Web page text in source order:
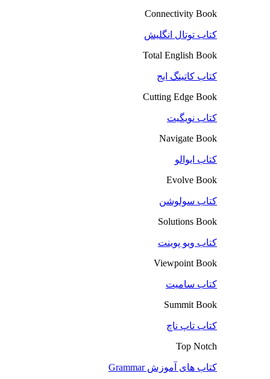
Connectivity Book
کتاب توتال انگلیش
Total English Book
کتاب کاتینگ ایج
Cutting Edge Book
کتاب نویگیت
Navigate Book
کتاب ایوالو
Evolve Book
کتاب سولوشن
Solutions Book
کتاب ویو پوینت
Viewpoint Book
کتاب سامیت
Summit Book
کتاب تاپ ناچ
Top Notch
کتاب های آموزش Grammar